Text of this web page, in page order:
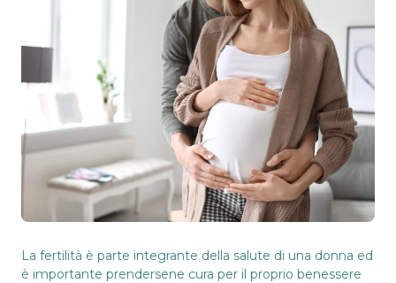
La fertilità è parte integrante della salute di una donna ed
è importante prendersene cura per il proprio benessere